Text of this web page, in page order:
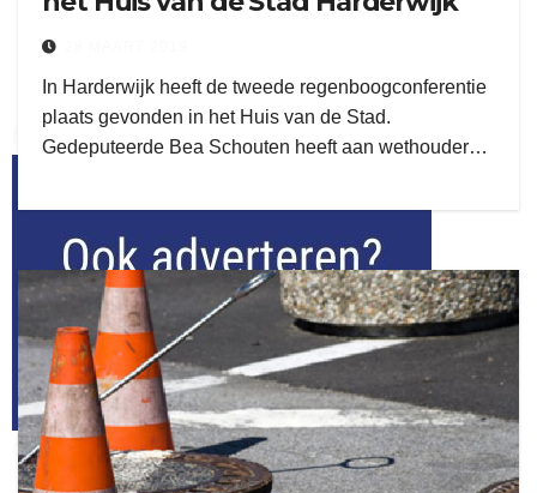
flitsmeister
ook adverteren
In Harderwijk heeft de tweede regenboogconferentie
plaats gevonden in het Huis van de Stad.
Gedeputeerde Bea Schouten heeft aan wethouder…